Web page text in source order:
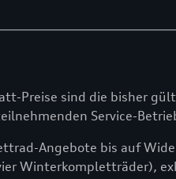
Preise sind die bisher
Service-
Angebote bis auf
Winterkompletträder),